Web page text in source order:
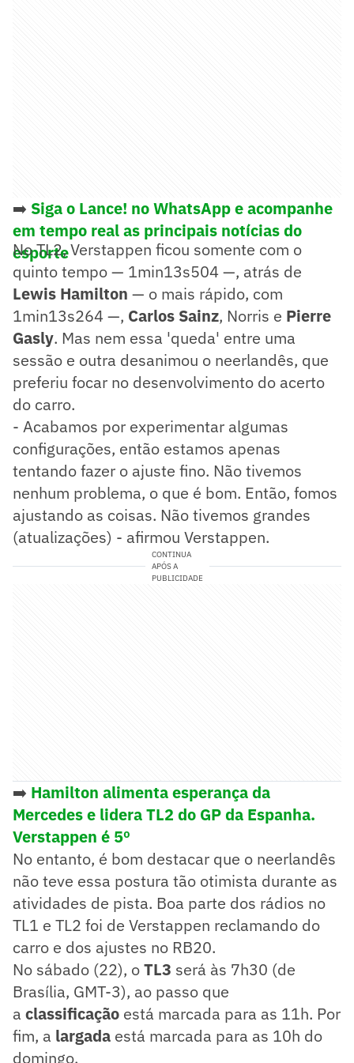
➡️ Siga o Lance! no WhatsApp e acompanhe
em tempo real as principais notícias do
esporte
No TL2, Verstappen ficou somente com o
quinto tempo — 1min13s504 —, atrás de
Lewis Hamilton — o mais rápido, com
1min13s264 —, Carlos Sainz, Norris e Pierre
Gasly. Mas nem essa 'queda' entre uma
sessão e outra desanimou o neerlandês, que
preferiu focar no desenvolvimento do acerto
do carro.
- Acabamos por experimentar algumas
configurações, então estamos apenas
tentando fazer o ajuste fino. Não tivemos
nenhum problema, o que é bom. Então, fomos
ajustando as coisas. Não tivemos grandes
(atualizações) - afirmou Verstappen.
CONTINUA
APÓS A
PUBLICIDADE
➡️ Hamilton alimenta esperança da
Mercedes e lidera TL2 do GP da Espanha.
Verstappen é 5º
No entanto, é bom destacar que o neerlandês
não teve essa postura tão otimista durante as
atividades de pista. Boa parte dos rádios no
TL1 e TL2 foi de Verstappen reclamando do
carro e dos ajustes no RB20.
No sábado (22), oTL3 será às 7h30 (de
Brasília, GMT-3), ao passo que
a classificação está marcada para as 11h. Por
fim, a largada está marcada para as 10h do
domingo.